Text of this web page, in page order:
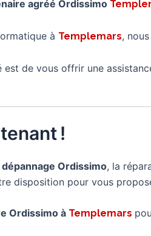
agréé Ordissimo
à Templemars,
est de vous offrir une
!
dépannage Ordissimo, la
disposition pour vous
Ordissimo à Templemars